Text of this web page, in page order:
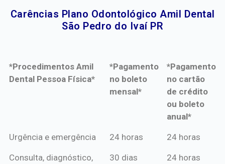
Carências Plano Odontológico Amil Dental
São Pedro do Ivaí PR​
*Procedimentos Amil
Dental Pessoa Física*
*Pagamento
no boleto
mensal*
*Pagamento
no cartão
de crédito
ou boleto
anual*
*Procedimentos Amil
*Pagamento
mensal*
*Pagamento
de crédito
Urgência e emergência 24 horas 24 horas
Consulta, diagnóstico,
30 dias 24 horas